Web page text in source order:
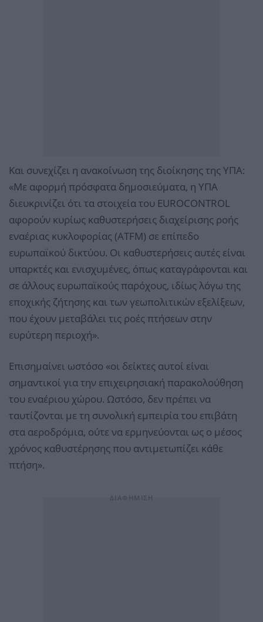
Και συνεχίζει η ανακοίνωση της διοίκησης της ΥΠΑ:
«Με αφορμή πρόσφατα δημοσιεύματα, η ΥΠΑ
διευκρινίζει ότι τα στοιχεία του EUROCONTROL
αφορούν κυρίως καθυστερήσεις διαχείρισης ροής
εναέριας κυκλοφορίας (ATFM) σε επίπεδο
ευρωπαϊκού δικτύου. Οι καθυστερήσεις αυτές είναι
υπαρκτές και ενισχυμένες, όπως καταγράφονται και
σε άλλους ευρωπαϊκούς παρόχους, ιδίως λόγω της
εποχικής ζήτησης και των γεωπολιτικών εξελίξεων,
που έχουν μεταβάλει τις ροές πτήσεων στην
ευρύτερη περιοχή».
Επισημαίνει ωστόσο «οι δείκτες αυτοί είναι
σημαντικοί για την επιχειρησιακή παρακολούθηση
του εναέριου χώρου. Ωστόσο, δεν πρέπει να
ταυτίζονται με τη συνολική εμπειρία του επιβάτη
στα αεροδρόμια, ούτε να ερμηνεύονται ως ο μέσος
χρόνος καθυστέρησης που αντιμετωπίζει κάθε
πτήση».